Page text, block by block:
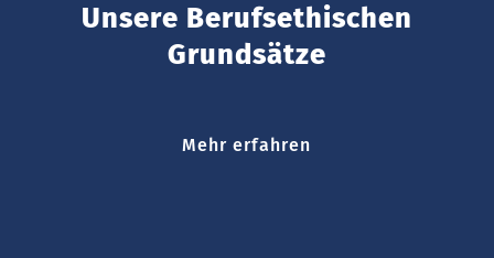
Unsere Berufsethischen
Grundsätze
Mehr erfahren